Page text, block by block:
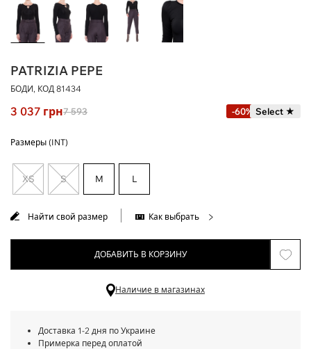
PATRIZIA PEPE
БОДИ, КОД 81434
3 037 грн7 593 -60% Select ★
Размеры (INT)
XS S M L
Найти свой размер Как выбрать
ДОБАВИТЬ В КОРЗИНУ
Наличие в магазинах
Доставка 1-2 дня по Украине
Примерка перед оплатой